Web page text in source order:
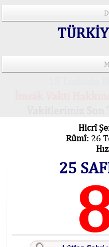
Hicrî
Rûmî: 26
25